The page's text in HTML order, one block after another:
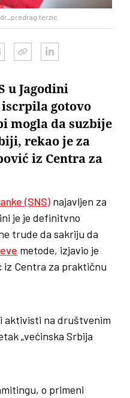
u Jagodini
gotovo
mogla da suzbije
rekao je za
iz Centra za
(SNS) najavljen za
je je definitvno
trude da sakriju da
metode, izjavio je
iz Centra za praktičnu
aktivisti na društvenim
„većinska Srbija
o primeni